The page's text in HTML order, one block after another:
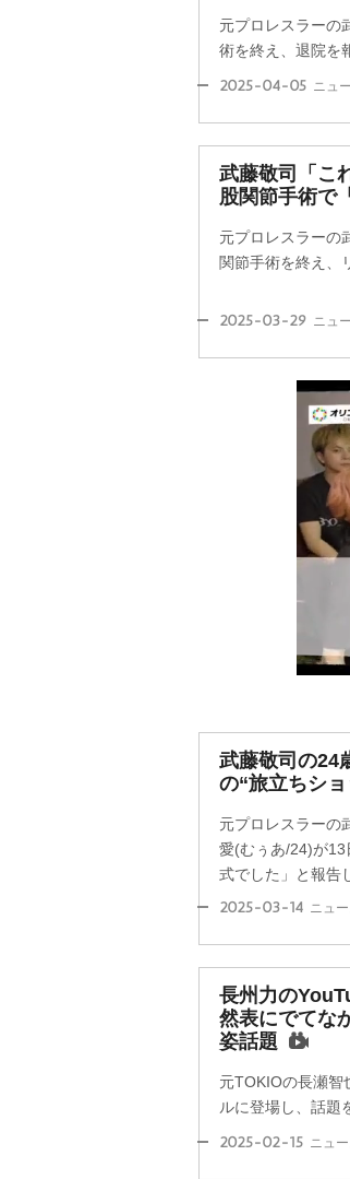
元プロレスラーの
術を終え、退院を
2025-04-05 ニュ
武藤敬司「こ
股関節手術で
元プロレスラーの
関節手術を終え、
2025-03-29 ニュ
武藤敬司の24
の“旅立ちシ
元プロレスラーの
愛(むぅあ/24)が13
式でした」と報告
2025-03-14 ニュ
長州力の
然表にでてな
姿話題
元TOKIOの長瀬智
ルに登場し、話題
2025-02-15 ニュ